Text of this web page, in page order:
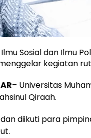
Sosial dan Ilmu
kegiatan
– Universitas
Qiraah.
diikuti para